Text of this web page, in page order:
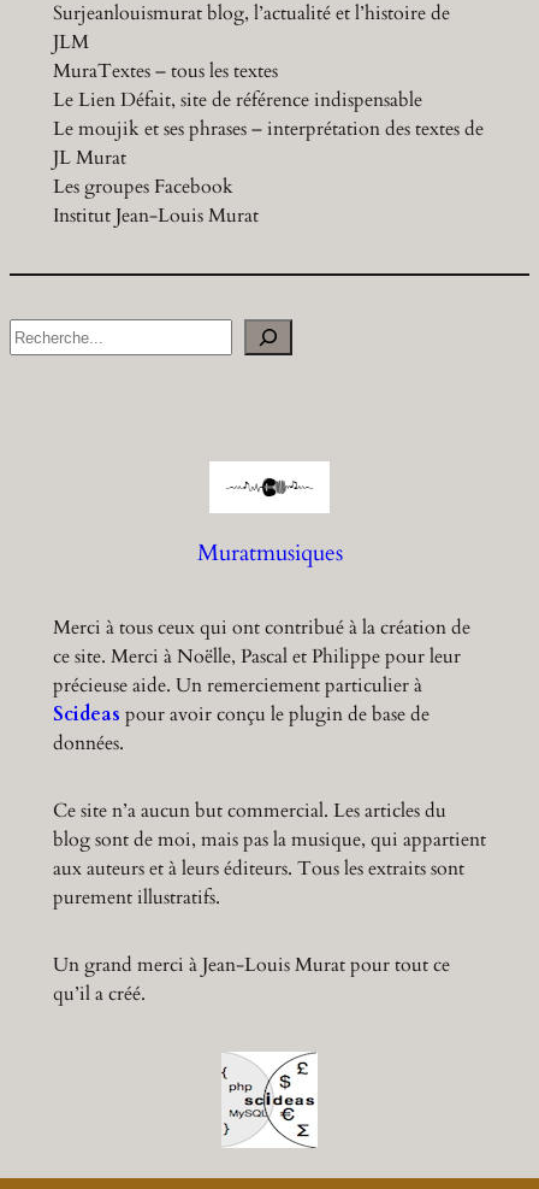
Surjeanlouismurat blog, l’actualité et l’histoire de
JLM
MuraTextes – tous les textes
Le Lien Défait, site de référence indispensable
Le moujik et ses phrases – interprétation des textes de
JL Murat
Les groupes Facebook
Institut Jean-Louis Murat
S
Muratmusiques
Merci à tous ceux qui ont contribué à la création de
ce site. Merci à Noëlle, Pascal et Philippe pour leur
précieuse aide. Un remerciement particulier à
Scideas pour avoir conçu le plugin de base de
données.
Ce site n’a aucun but commercial. Les articles du
blog sont de moi, mais pas la musique, qui appartient
aux auteurs et à leurs éditeurs. Tous les extraits sont
purement illustratifs.
Un grand merci à Jean-Louis Murat pour tout ce
qu’il a créé.